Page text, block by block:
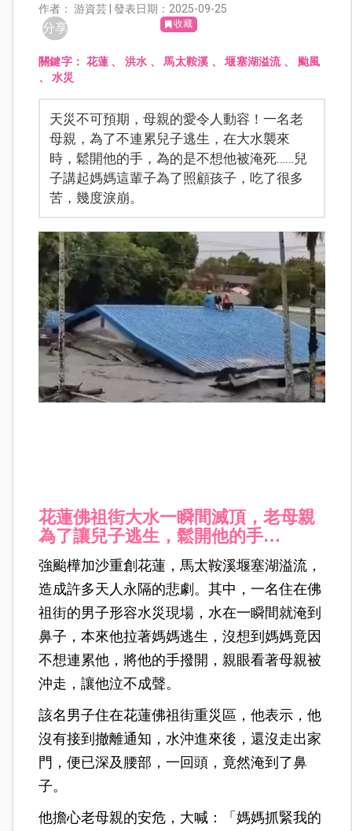
作者： 游資芸 | 發表日期：2025-09-25
分享 收藏
關鍵字： 花蓮 、 洪水 、馬太鞍溪 、堰塞湖溢流、
颱風
、水災
天災不可預期，母親的愛令人動容！一名老
母親，為了不連累兒子逃生，在大水襲來
時，鬆開他的手，為的是不想他被淹死……兒
子講起媽媽這輩子為了照顧孩子，吃了很多
苦，幾度淚崩。
花蓮佛祖街大水一瞬間滅頂，老母親
為了讓兒子逃生，鬆開他的手…
強颱樺加沙重創花蓮，馬太鞍溪堰塞湖溢流，
造成許多天人永隔的悲劇。其中，一名住在佛
祖街的男子形容水災現場，水在一瞬間就淹到
鼻子，本來他拉著媽媽逃生，沒想到媽媽竟因
不想連累他，將他的手撥開，親眼看著母親被
沖走，讓他泣不成聲。
該名男子住在花蓮佛祖街重災區，他表示，他
沒有接到撤離通知，水沖進來後，還沒走出家
門，便已深及腰部，一回頭，竟然淹到了鼻
子。
他擔心老母親的安危，大喊：「媽媽抓緊我的